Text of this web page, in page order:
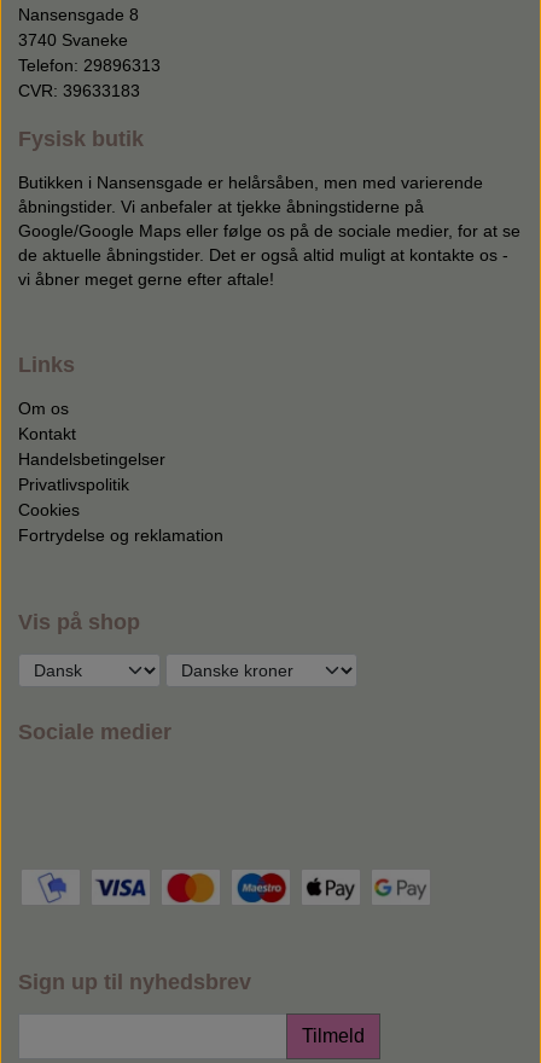
Nansensgade 8
3740 Svaneke
Telefon: 29896313
CVR: 39633183
Fysisk butik
Butikken i Nansensgade er helårsåben, men med varierende
åbningstider. Vi anbefaler at tjekke åbningstiderne på
Google/Google Maps eller følge os på de sociale medier, for at se
de aktuelle åbningstider. Det er også altid muligt at kontakte os -
vi åbner meget gerne efter aftale!
Links
Om os
Kontakt
Handelsbetingelser
Privatlivspolitik
Cookies
Fortrydelse og reklamation
Vis på shop
Sociale medier
Sign up til nyhedsbrev
Tilmeld